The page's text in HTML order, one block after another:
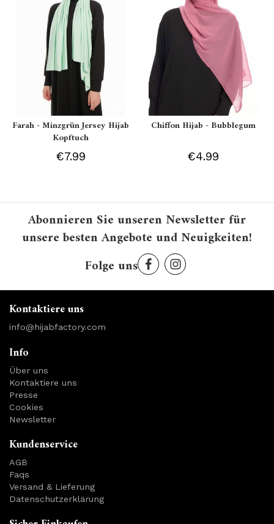
Farah - Minzgrün Jersey Hijab
Kopftuch
€7.99
Chiffon Hijab - Bubblegum
€4.99
Abonnieren Sie unseren Newsletter für
unsere besten Angebote und Neuigkeiten!
Folge uns
Kontaktiere uns
info@hijabfactory.com
Info
Über uns
Kontaktiere uns
Presse
Cookies
Newsletter
Kundenservice
AGB
Faqs
Versand & Lieferung
Datenschutzerklärung